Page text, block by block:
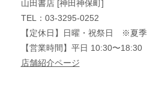
山田書店 [神田神保町]
TEL：03-3295-0252
【定休日】日曜・祝祭日 ※夏季
【営業時間】平日 10:30〜18:30
店舗紹介ページ